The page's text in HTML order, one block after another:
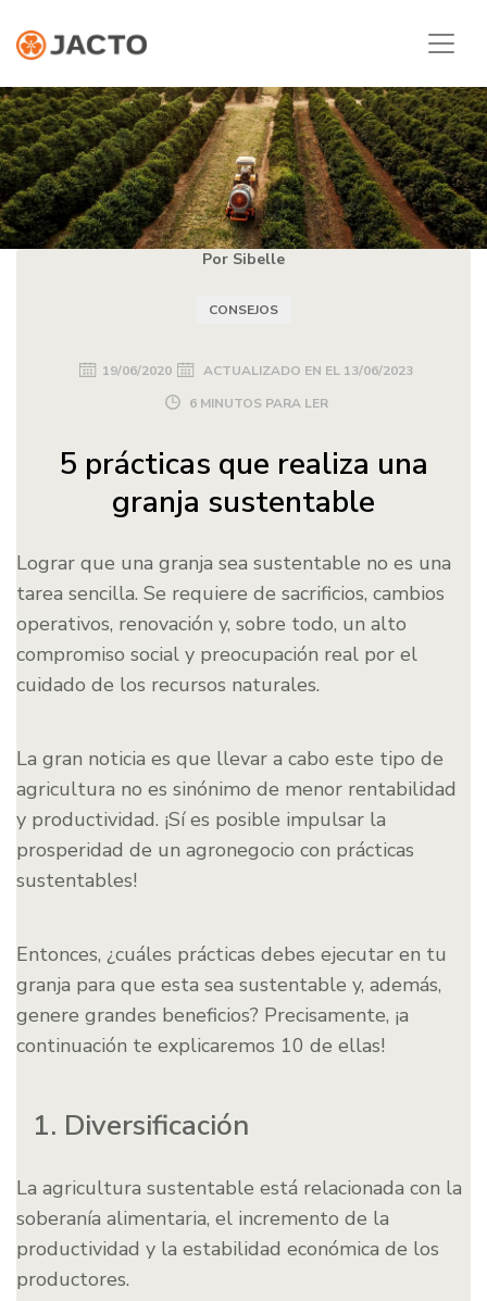
Por Sibelle
CONSEJOS
19/06/2020 ACTUALIZADO EN EL 13/06/2023
6 MINUTOS PARA LER
5 prácticas que realiza una
granja sustentable
Lograr que una granja sea sustentable no es una
tarea sencilla. Se requiere de sacrificios, cambios
operativos, renovación y, sobre todo, un alto
compromiso social y preocupación real por el
cuidado de los recursos naturales.
La gran noticia es que llevar a cabo este tipo de
agricultura no es sinónimo de menor rentabilidad
y productividad. ¡Sí es posible impulsar la
prosperidad de un agronegocio con prácticas
sustentables!
Entonces, ¿cuáles prácticas debes ejecutar en tu
granja para que esta sea sustentable y, además,
genere grandes beneficios? Precisamente, ¡a
continuación te explicaremos 10 de ellas!
1. Diversificación
La agricultura sustentable está relacionada con la
soberanía alimentaria, el incremento de la
productividad y la estabilidad económica de los
productores.